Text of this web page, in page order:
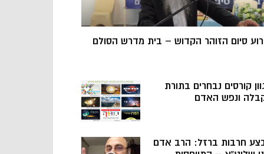
סיום הזוהר הקדוש – בית מדרש הסולם
קורסים נבחרים בתורת
ונפש האדם
חרבות ברזל: הרב אדם